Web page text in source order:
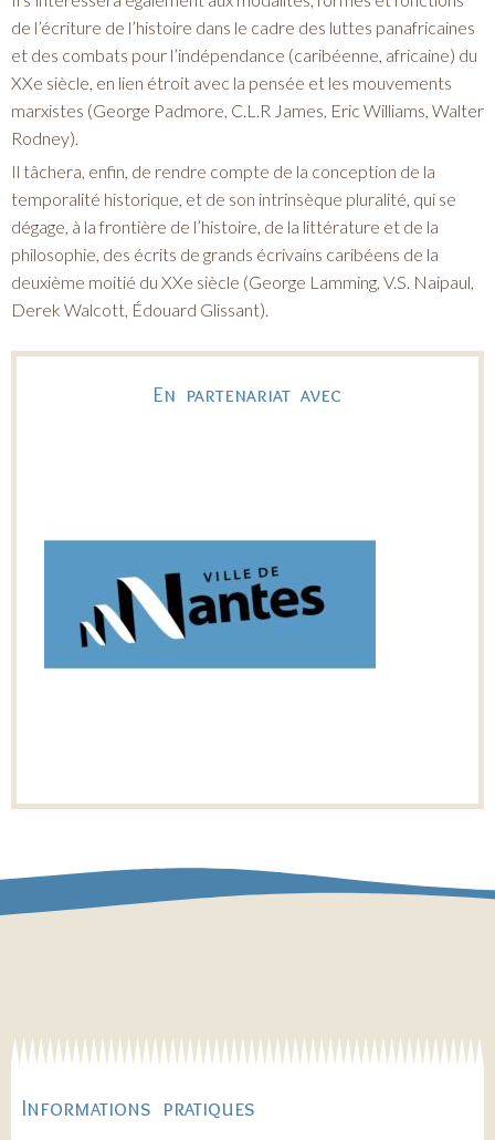
de l’écriture de l’histoire dans le cadre des luttes panafricaines
et des combats pour l’indépendance (caribéenne, africaine) du
XXe siècle, en lien étroit avec la pensée et les mouvements
marxistes (George Padmore, C.L.R James, Eric Williams, Walter
Rodney).
Il tâchera, enfin, de rendre compte de la conception de la
temporalité historique, et de son intrinsèque pluralité, qui se
dégage, à la frontière de l’histoire, de la littérature et de la
philosophie, des écrits de grands écrivains caribéens de la
deuxième moitié du XXe siècle (George Lamming, V.S. Naipaul,
Derek Walcott, Édouard Glissant).
En partenariat avec
Informations pratiques